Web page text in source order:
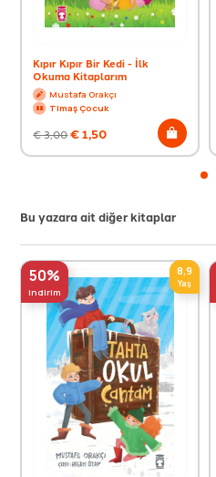
Kıpır Kıpır Bir Kedi - İlk
Okuma Kitaplarım
Mustafa Orakçı
Timaş Çocuk
€3,00€1,50
Bu yazara ait diğer kitaplar
50%
indirim
8,9
Yaş